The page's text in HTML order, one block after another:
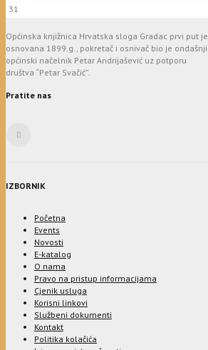
31
Općinska knjižnica Hrvatska sloga Gradac prvi put je
osnovana 1899.g., pokretač i osnivač bio je ondašnji
općinski načelnik Petar Andrijašević uz potporu
društva “Petar Svačić”.
Pratite nas
IZBORNIK
Početna
Events
Novosti
E-katalog
O nama
Pravo na pristup informacijama
Cjenik usluga
Korisni linkovi
Službeni dokumenti
Kontakt
Politika kolačića